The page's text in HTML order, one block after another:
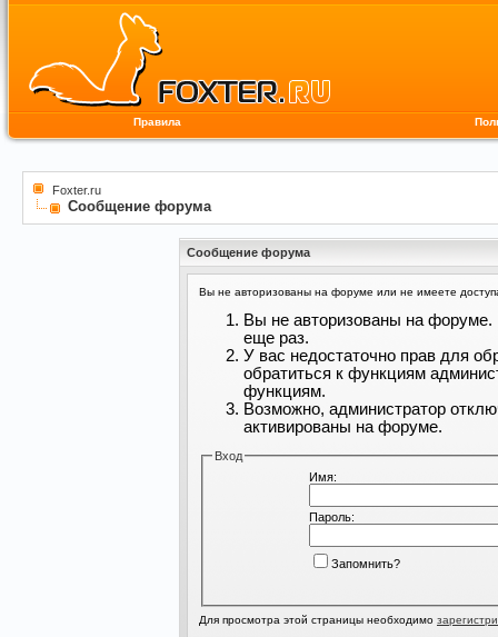
Правила
Foxter.ru
Сообщение форума
Сообщение форума
Вы не авторизованы на форуме или не имеете
Вы не авторизованы на форуме.
еще раз.
У вас недостаточно прав для
обратиться к функциям
функциям.
Возможно, администратор
активированы на форуме.
Вход
Имя:
Пароль:
Запомнить?
Для просмотра этой страницы необходимо